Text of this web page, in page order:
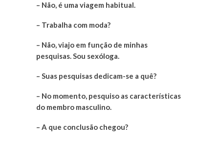
– Não, é uma viagem habitual.
– Trabalha com moda?
– Não, viajo em função de minhas
pesquisas. Sou sexóloga.
– Suas pesquisas dedicam-se a quê?
– No momento, pesquiso as características
do membro masculino.
– A que conclusão chegou?